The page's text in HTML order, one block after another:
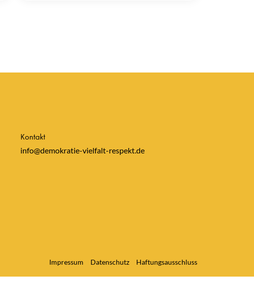
Kontakt
info@demokratie-vielfalt-respekt.de
Impressum Datenschutz Haftungsausschluss